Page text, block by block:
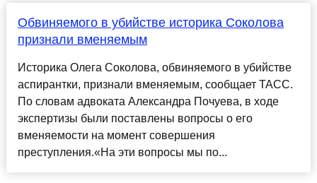
Обвиняемого в убийстве историка Соколова
признали вменяемым
Историка Олега Соколова, обвиняемого в убийстве
аспирантки, признали вменяемым, сообщает ТАСС.
По словам адвоката Александра Почуева, в ходе
экспертизы были поставлены вопросы о его
вменяемости на момент совершения
преступления.«На эти вопросы мы по...